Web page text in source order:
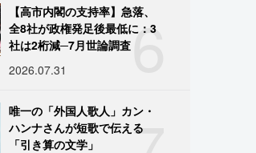
6
【高市内閣の支持率】急落、
全8社が政権発足後最低に：3
社は2桁減─7月世論調査
2026.07.31
唯一の「外国人歌人」カン・
ハンナさんが短歌で伝える
「引き算の文学」